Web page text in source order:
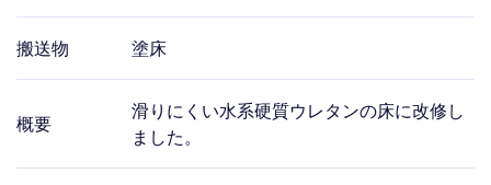
搬送物 塗床
概要
滑りにくい水系硬質ウレタンの床に改修し
ました。